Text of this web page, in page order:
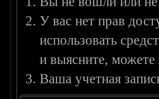
У вас нет прав
использовать
и выясните,
Ваша учетная